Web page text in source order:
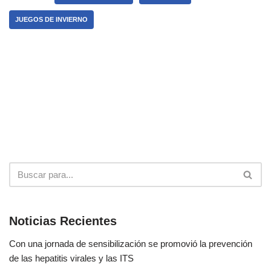
JUEGOS DE INVIERNO
Noticias Recientes
Con una jornada de sensibilización se promovió la prevención
de las hepatitis virales y las ITS